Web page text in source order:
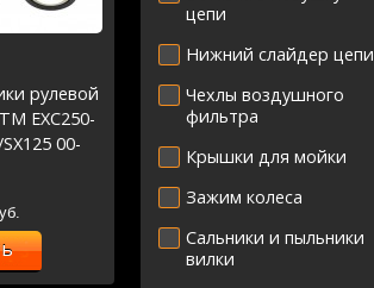
рулевой
EXC250-
00-
03-
23
(22-
цепи
Нижний слайдер цепи
Чехлы воздушного
фильтра
Крышки для мойки
Зажим колеса
Сальники и пыльники
вилки